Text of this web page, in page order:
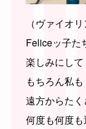
（ヴァイオリ
Feliceッ子た
楽しみにして
もちろん私も
遠方からたく
何度も何度も